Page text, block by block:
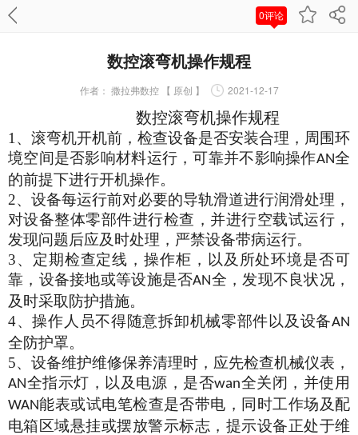
0评论
数控滚弯机操作规程
作者： 撒拉弗数控 【 原创 】 2021-12-17
数控滚弯机操作规程
1、 滚弯机开机前，检查设备是否安装合理，周围环
境空间是否影响材料运行，可靠并不影响操作AN全
的前提下进行开机操作。
2、 设备每运行前对必要的导轨滑道进行润滑处理，
对设备整体零部件进行检查，并进行空载试运行，
发现问题后应及时处理，严禁设备带病运行。
3、 定期检查定线，操作柜，以及所处环境是否可
靠，设备接地或等设施是否AN全，发现不良状况，
及时采取防护措施。
4、操作人员不得随意拆卸机械零部件以及设备AN
全防护罩。
5、 设备维护维修保养清理时，应先检查机械仪表，
AN全指示灯，以及电源，是否wan全关闭，并使用
WAN能表或试电笔检查是否带电，同时工作场及配
电箱区域悬挂或摆放警示标志，提示设备正处于维